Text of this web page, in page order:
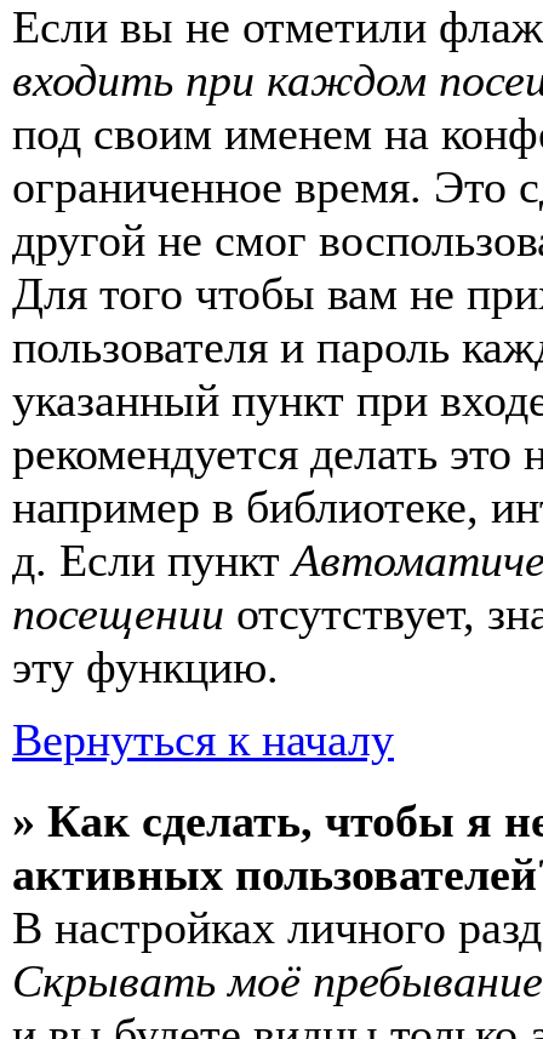
Если вы не отметили
входить при каждом
под своим именем на
ограниченное время. Это
другой не смог
Для того чтобы вам не
пользователя и пароль
указанный пункт при
рекомендуется делать
например в библиотеке,
д. Если пункт
посещении отсутствует,
эту функцию.
Вернуться к началу
» Как сделать, чтобы я
активных
В настройках личного
Скрывать моё